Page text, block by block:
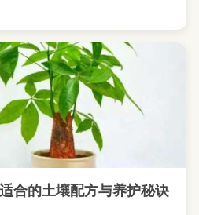
合的土壤配方与养护秘诀